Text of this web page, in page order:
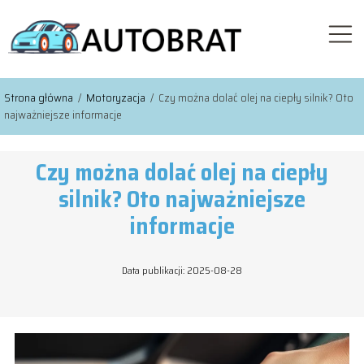
Strona główna / Motoryzacja / Czy można dolać olej na ciepły silnik? Oto
najważniejsze informacje
Czy można dolać olej na ciepły
silnik? Oto najważniejsze
informacje
Data publikacji: 2025-08-28